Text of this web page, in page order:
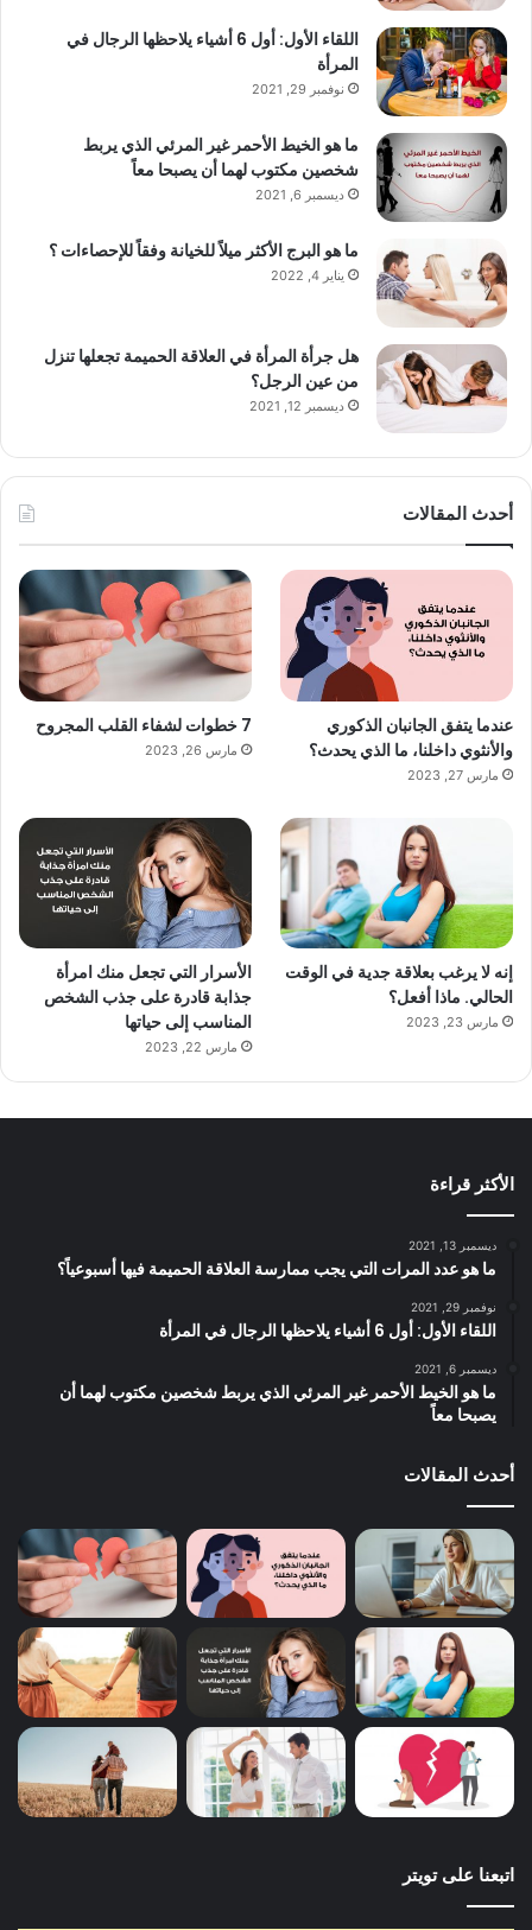
اللقاء الأول: أول 6 أشياء يلاحظها الرجال في
المرأة
نوفمبر 29, 2021
ما هو الخيط الأحمر غير المرئي الذي يربط
شخصين مكتوب لهما أن يصبحا معاً
ديسمبر 6, 2021
ما هو البرج الأكثر ميلاً للخيانة وفقاً للإحصاءات ؟
يناير 4, 2022
هل جرأة المرأة في العلاقة الحميمة تجعلها تنزل
من عين الرجل؟
ديسمبر 12, 2021
أحدث المقالات
عندما يتفق الجانبان الذكوري
والأنثوي داخلنا، ما الذي يحدث؟
مارس 27, 2023
7 خطوات لشفاء القلب المجروح
مارس 26, 2023
إنه لا يرغب بعلاقة جدية في الوقت
الحالي. ماذا أفعل؟
مارس 23, 2023
الأسرار التي تجعل منك امرأة
جذابة قادرة على جذب الشخص
المناسب إلى حياتها
مارس 22, 2023
الأكثر قراءة
ديسمبر 13, 2021
ما هو عدد المرات التي يجب ممارسة العلاقة الحميمة فيها أسبوعياً؟
نوفمبر 29, 2021
اللقاء الأول: أول 6 أشياء يلاحظها الرجال في المرأة
ديسمبر 6, 2021
ما هو الخيط الأحمر غير المرئي الذي يربط شخصين مكتوب لهما أن
يصبحا معاً
أحدث المقالات
اتبعنا على تويتر